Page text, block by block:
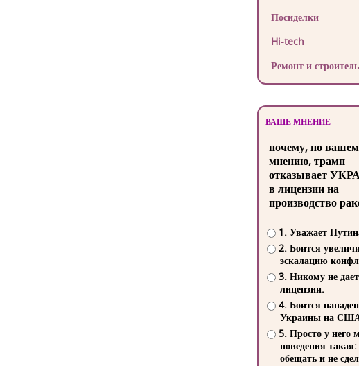
Посиделки
Hi-tech
Ремонт и
ВАШЕ МНЕНИЕ
почему, по
мнению, трамп
отказывает
в лицензии на
производство
1. Уважает
2. Боится
эскалацию
3. Никому не
лицензии.
4. Боится
Украины на
5. Просто у него
поведения такая:
обещать и не